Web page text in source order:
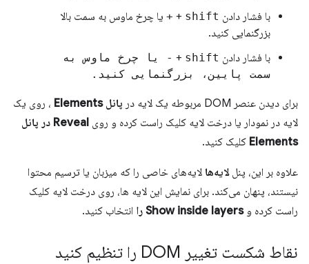
با فشار دادن shift
+
+ یا چرخ ماوس به سمت بالا
بزرگنمایی کنید.
با فشار دادن shift
+
-
یا چرخ ماوس به
سمت پایین، بزرگنمایی کنید.
برای دیدن عنصر DOM مربوطه یک لایه در پانل Elements
، روی یک
لایه در نمودار یا درخت لایه کلیک راست کرده و روی
Reveal در پانل
Elements کلیک کنید.
علاوه بر این، پنللایه‌ها لایه‌های خاصی را که میزبان یا ترسیم محتوا
نیستند، پنهان می‌کند. برای نمایش این لایه ها، روی درخت لایه کلیک
راست کرده وShow inside layers را انتخاب کنید.
نقاط شکست تغییر DOM را تنظیم کنید